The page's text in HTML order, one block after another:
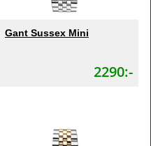
Gant Sussex Mini
2290:-